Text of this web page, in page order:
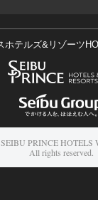
ホテルズ&リゾーツ
PRINCE HOTELS
All rights reserved.